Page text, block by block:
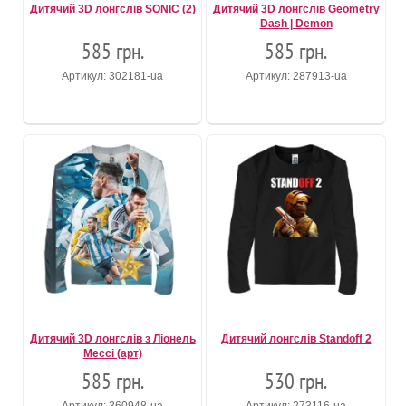
Дитячий 3D лонгслів SONIC (2)
585 грн.
Артикул: 302181-ua
Дитячий 3D лонгслів Geometry
Dash | Demon
585 грн.
Артикул: 287913-ua
Дитячий 3D лонгслів з Ліонель
Мессі (арт)
585 грн.
Дитячий лонгслів Standoff 2
530 грн.